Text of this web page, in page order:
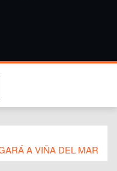
A VIÑA DEL MAR